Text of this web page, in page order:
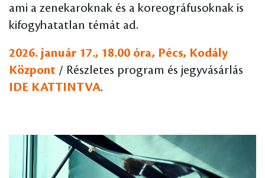
ami a zenekaroknak és a koreográfusoknak is
kifogyhatatlan témát ad.
2026. január 17., 18.00 óra, Pécs, Kodály
Központ / Részletes program és jegyvásárlás
IDE KATTINTVA.